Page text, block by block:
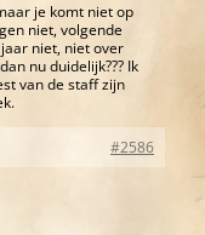
je komt niet op
niet, volgende
niet, niet over
nu duidelijk??? Ik
van de staff zijn
#2586